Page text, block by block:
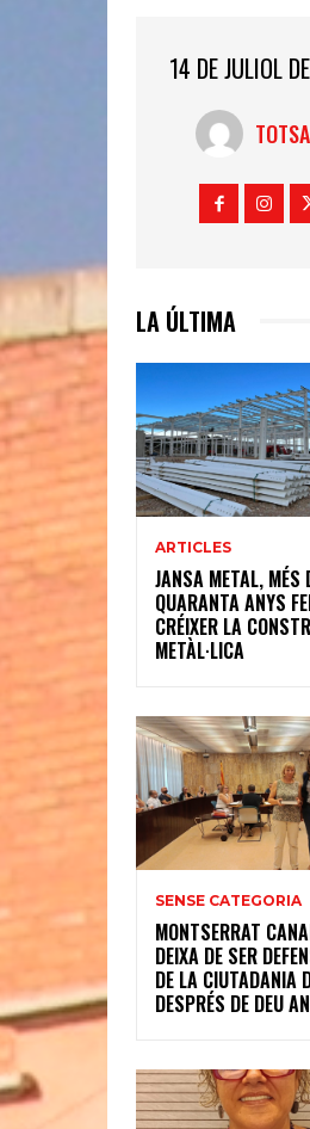
14 DE JULIOL
LA ÚLTIMA
ARTICLES
JANSA METAL, MÉS
QUARANTA ANYS
CRÉIXER LA
METÀL·LICA
SENSE CATEGORIA
MONTSERRAT
DEIXA DE SER
DE LA CIUTADANIA
DESPRÉS DE DEU